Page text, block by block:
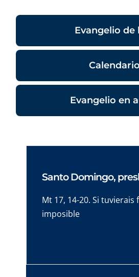
Evangelio de
Calendario
Evangelio en
Santo Domingo,
Mt 17, 14-20. Si tuvierais
imposible